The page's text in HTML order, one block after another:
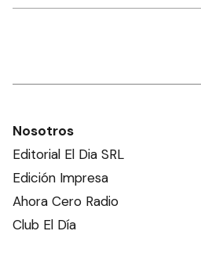
Nosotros
Editorial El Dia SRL
Edición Impresa
Ahora Cero Radio
Club El Día